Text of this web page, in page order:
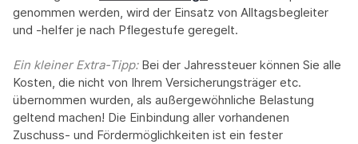
genommen werden, wird der Einsatz von Alltagsbegleiter
und -helfer je nach Pflegestufe geregelt.
Ein kleiner Extra-Tipp:‍ Bei der Jahressteuer können Sie alle
Kosten, die nicht von Ihrem Versicherungsträger etc.
übernommen wurden, als außergewöhnliche Belastung
geltend machen! Die Einbindung aller vorhandenen
Zuschuss- und Fördermöglichkeiten ist ein fester